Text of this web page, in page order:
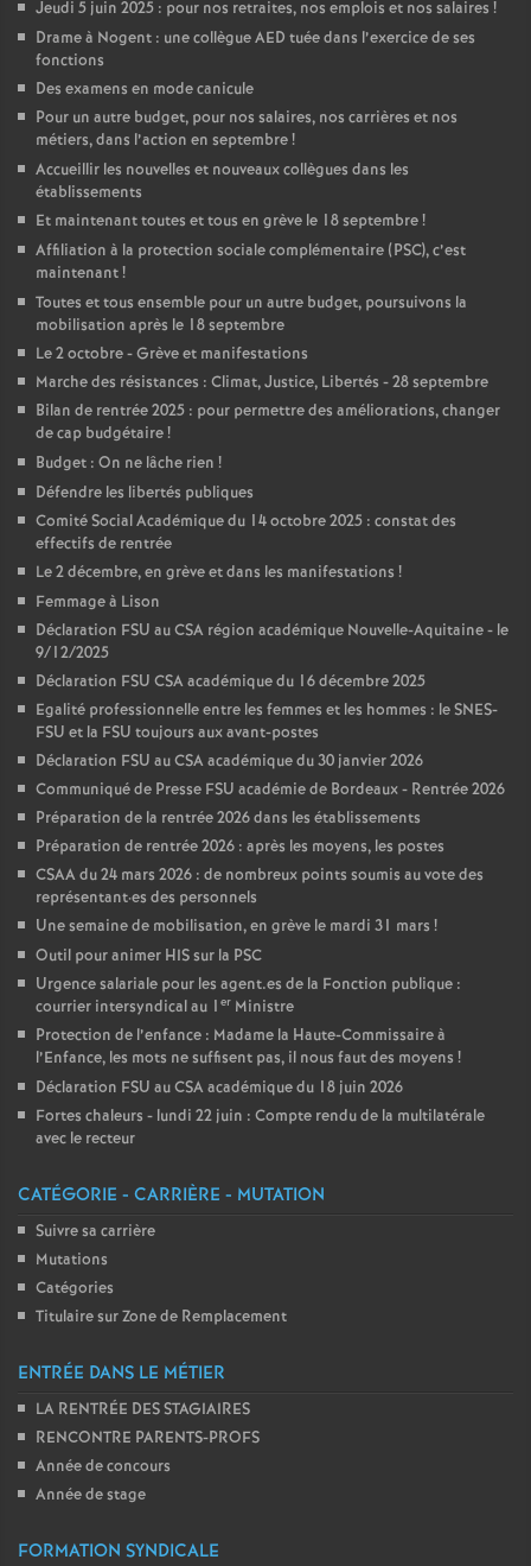
Jeudi 5 juin 2025 : pour nos retraites, nos emplois et nos salaires !
Drame à Nogent : une collègue AED tuée dans l’exercice de ses
fonctions
Des examens en mode canicule
Pour un autre budget, pour nos salaires, nos carrières et nos
métiers, dans l’action en septembre!
Accueillir les nouvelles et nouveaux collègues dans les
établissements
Et maintenant toutes et tous en grève le 18 septembre!
Affiliation à la protection sociale complémentaire (PSC), c’est
maintenant!
Toutes et tous ensemble pour un autre budget, poursuivons la
mobilisation après le 18 septembre
Le 2 octobre - Grève et manifestations
Marche des résistances : Climat, Justice, Libertés - 28 septembre
Bilan de rentrée 2025 : pour permettre des améliorations, changer
de cap budgétaire!
Budget : On ne lâche rien !
Défendre les libertés publiques
Comité Social Académique du 14 octobre 2025 : constat des
effectifs de rentrée
Le 2 décembre, en grève et dans les manifestations !
Femmage à Lison
Déclaration FSU au CSA région académique Nouvelle-Aquitaine - le
9/12/2025
Déclaration FSU CSA académique du 16 décembre 2025
Egalité professionnelle entre les femmes et les hommes : le SNES-
FSU et la FSU toujours aux avant-postes
Déclaration FSU au CSA académique du 30 janvier 2026
Communiqué de Presse FSU académie de Bordeaux - Rentrée 2026
Préparation de la rentrée 2026 dans les établissements
Préparation de rentrée 2026 : après les moyens, les postes
CSAA du 24 mars 2026 : de nombreux points soumis au vote des
représentant·es des personnels
Une semaine de mobilisation, en grève le mardi 31 mars !
Outil pour animer HIS sur la PSC
Urgence salariale pour les agent.es de la Fonction publique :
courrier intersyndical au 1 er Ministre
Protection de l’enfance : Madame la Haute-Commissaire à
l’Enfance, les mots ne suffisent pas, il nous faut des moyens !
Déclaration FSU au CSA académique du 18 juin 2026
Fortes chaleurs - lundi 22 juin : Compte rendu de la multilatérale
avec le recteur
CATÉGORIE - CARRIÈRE - MUTATION
Suivre sa carrière
Mutations
Catégories
Titulaire sur Zone de Remplacement
ENTRÉE DANS LE MÉTIER
LA RENTRÉE DES STAGIAIRES
RENCONTRE PARENTS-PROFS
Année de concours
Année de stage
FORMATION SYNDICALE